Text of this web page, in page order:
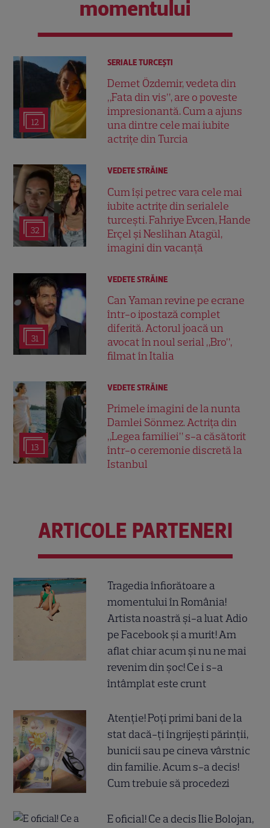
momentului
12
SERIALE TURCEŞTI
Demet Özdemir, vedeta din
„Fata din vis”, are o poveste
impresionantă. Cum a ajuns
una dintre cele mai iubite
actrițe din Turcia
32
VEDETE STRĂINE
Cum își petrec vara cele mai
iubite actrițe din serialele
turcești. Fahriye Evcen, Hande
Erçel și Neslihan Atagül,
imagini din vacanță
31
VEDETE STRĂINE
Can Yaman revine pe ecrane
într-o ipostază complet
diferită. Actorul joacă un
avocat în noul serial „Bro”,
filmat în Italia
13
VEDETE STRĂINE
Primele imagini de la nunta
Damlei Sönmez. Actrița din
„Legea familiei” s-a căsătorit
într-o ceremonie discretă la
Istanbul
ARTICOLE PARTENERI
Tragedia înfiorătoare a
momentului în România!
Artista noastră și-a luat Adio
pe Facebook și a murit! Am
aflat chiar acum și nu ne mai
revenim din șoc! Ce i s-a
întâmplat este crunt
Atenție! Poți primi bani de la
stat dacă-ți îngrijești părinții,
bunicii sau pe cineva vârstnic
din familie. Acum s-a decis!
Cum trebuie să procedezi
E oficial! Ce a decis Ilie Bolojan,